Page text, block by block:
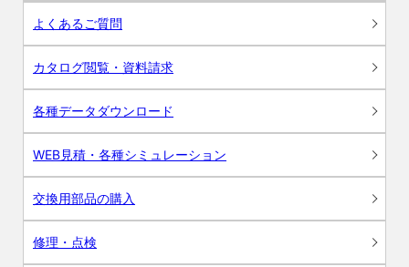
よくあるご質問
カタログ閲覧・資料請求
各種データダウンロード
WEB見積・各種シミュレーション
交換用部品の購入
修理・点検